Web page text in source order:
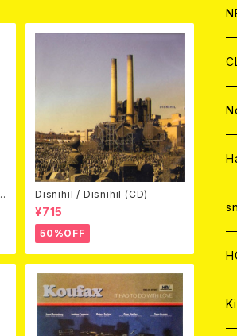
Disnihil / Disnihil (CD)
¥715
50%OFF